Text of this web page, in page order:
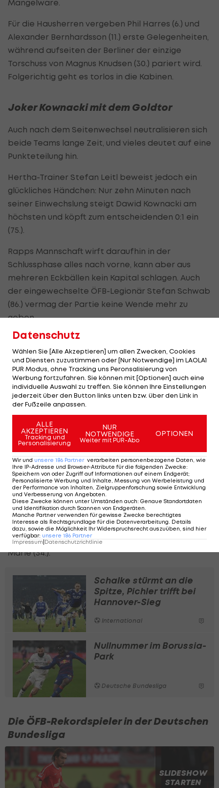
Mangelware.
Für die Hausherren vergeben Phil Harres (6.) und
Alexander Bernhardsson (11.) erste Gelegenheiten,
während aufseiten der Berliner der einzige
Torschuss von Magnus Knudsen (30.) pariert wird.
Folgerichtig geht es torlos in die Kabinen.
Joker Kownacki mit dem Goldtor
Auch nach dem Seitenwechsel neutralisieren sich
beide Teams lange Zeit, und vieles deutet auf eine
Punkteteilung hin.
Hertha-Trainer Stefan Leitl beweist jedoch ein
glückliches Händchen: Nur zehn Minuten nach
seiner Einwechslung steigt Dawid Kownacki am
höchsten und köpft zum entscheidenden 0:1 ein
(75.).
Rapps Mannschaft wirft daraufhin in der
Schlussphase alles nach vorne, kann aber aus
mehreren Eckbällen kein Kapital schlagen. Auch
der eingewechselte ÖFB-Legionär Stefan Schwab
(86.) vermag der Partie keine Wende mehr zu
geben.
Tabelle der 2. Bundesliga
Bochum macht in Fürth früh alles klar
Auch der VFL Bochum darf über einen Sieg jubeln.
Gegen Greuther Fürth feiert der Bundesliga-
Absteiger einen souveränen 3:0-Auswärtssieg.
Dabei macht der Klub aus dem Ruhrpott früh alles
klar. Ibrahima Sissoko (9. & 13.) sowie Philipp
Hofman (17.) besorgen bereits in den ersten 20
Minuten den Endstand.
Ex-Sturm Kicker Erencan Yardimci trifft beim 2:0-
Sieg von Eintracht Braunschweig gegen den 1. FC
Kaiserslautern. Der Türke sorgt in der 49. Minute für
den Endstand. Den Führungstreffer erzielt Max
Marie (34.).
Schalke stürmt an die
Spitze, Pichler trifft bei
Hannover-Sieg
International
Nullnummer im Borussia-
Park
Deutsche Bundesliga
Die ÖFB-Rekordspieler in der Deutschen
Bundesliga
SLIDESHOW
STARTEN
Datenschutz
Wählen Sie [Alle Akzeptieren] um allen Zwecken, Cookies
und Diensten zuzustimmen oder [Nur Notwendige] im LAOLA1
PUR Modus, ohne Tracking uns Peronsalisierung von
Werbung fortzufahren. Sie können mit [Optionen] auch eine
individuelle Auswahl zu treffen. Sie können Ihre Einstellungen
jederzeit über den Button links unten bzw. über den Link in
der Fußzeile anpassen.
ALLE
AKZEPTIEREN
Tracking und
Personalisierung
NUR
NOTWENDIGE
Weiter mit PUR-Abo
OPTIONEN
Wir und unsere 186 Partner verarbeiten personenbezogene Daten, wie
Ihre IP-Adresse und Browser-Attribute für die folgenden Zwecke:
Speichern von oder Zugriff auf Informationen auf einem Endgerät;
Personalisierte Werbung und Inhalte, Messung von Werbeleistung und
der Performance von Inhalten, Zielgruppenforschung sowie Entwicklung
und Verbesserung von Angeboten.
Diese Zwecke können unter Umständen auch: Genaue Standortdaten
und Identifikation durch Scannen von Endgeräten.
Manche Partner verwenden für gewisse Zwecke berechtigtes
Interesse als Rechtsgrundlage für die Datenverarbeitung. Details
dazu, sowie die Möglichkeit Ihr Widerspruchsrecht auszuüben, sind hier
verfügbar: unsere 186 Partner
Impressum Datenschutzrichtlinie